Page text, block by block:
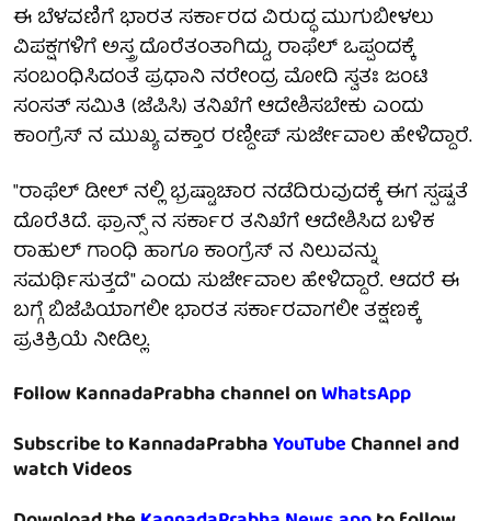
ಈ ಬೆಳವಣಿಗೆ ಭಾರತ ಸರ್ಕಾರದ ವಿರುದ್ಧ ಮುಗುಬೀಳಲು
ವಿಪಕ್ಷಗಳಿಗೆ ಅಸ್ತ್ರ ದೊರೆತಂತಾಗಿದ್ದು, ರಾಫೆಲ್ ಒಪ್ಪಂದಕ್ಕೆ
ಸಂಬಂಧಿಸಿದಂತೆ ಪ್ರಧಾನಿ ನರೇಂದ್ರ ಮೋದಿ ಸ್ವತಃ ಜಂಟಿ
ಸಂಸತ್ ಸಮಿತಿ (ಜೆಪಿಸಿ) ತನಿಖೆಗೆ ಆದೇಶಿಸಬೇಕು ಎಂದು
ಕಾಂಗ್ರೆಸ್ ನ ಮುಖ್ಯ ವಕ್ತಾರ ರಣ್ದೀಪ್ ಸುರ್ಜೇವಾಲ ಹೇಳಿದ್ದಾರೆ.
"ರಾಫೆಲ್ ಡೀಲ್ ನಲ್ಲಿ ಭ್ರಷ್ಟಾಚಾರ ನಡೆದಿರುವುದಕ್ಕೆ ಈಗ ಸ್ಪಷ್ಟತೆ
ದೊರೆತಿದೆ. ಫ್ರಾನ್ಸ್ ನ ಸರ್ಕಾರ ತನಿಖೆಗೆ ಆದೇಶಿಸಿದ ಬಳಿಕ
ರಾಹುಲ್ ಗಾಂಧಿ ಹಾಗೂ ಕಾಂಗ್ರೆಸ್ ನ ನಿಲುವನ್ನು
ಸಮರ್ಥಿಸುತ್ತದೆ" ಎಂದು ಸುರ್ಜೇವಾಲ ಹೇಳಿದ್ದಾರೆ. ಆದರೆ ಈ
ಬಗ್ಗೆ ಬಿಜೆಪಿಯಾಗಲೀ ಭಾರತ ಸರ್ಕಾರವಾಗಲೀ ತಕ್ಷಣಕ್ಕೆ
ಪ್ರತಿಕ್ರಿಯೆ ನೀಡಿಲ್ಲ.
Follow KannadaPrabha channel onWhatsApp
Subscribe to KannadaPrabhaYouTubeChannel and
watch Videos